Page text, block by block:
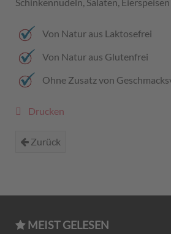
Schinkennudeln, Salaten,
Von Natur aus Laktosefrei
Von Natur aus Glutenfrei
Ohne Zusatz von
Drucken
Zurück
MEIST GELESEN